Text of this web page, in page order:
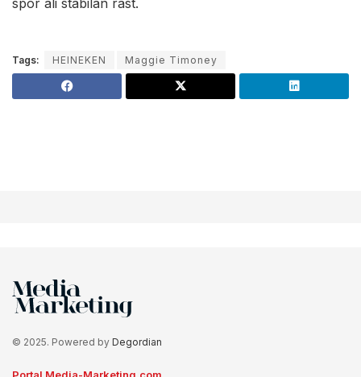
spor ali stabilan rast.
Tags: HEINEKEN Maggie Timoney
© 2025. Powered by Degordian